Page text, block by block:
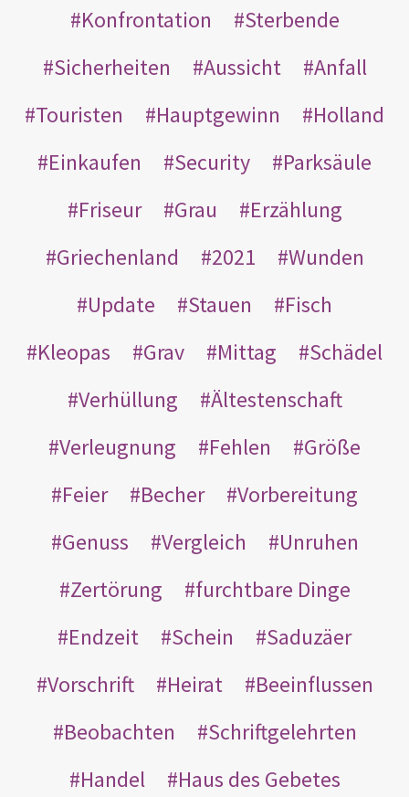
Konfrontation
Sterbende
Sicherheiten
Aussicht
Anfall
Touristen
Hauptgewinn
Holland
Einkaufen
Security
Parksäule
Friseur
Grau
Erzählung
Griechenland
2021
Wunden
Update
Stauen
Fisch
Kleopas
Grav Mittag
Schädel
Verhüllung
Ältestenschaft
Verleugnung
Fehlen
Größe
Feier
Becher
Vorbereitung
Genuss
Vergleich
Unruhen
Zertörung
furchtbare Dinge
Endzeit
Schein
Saduzäer
Vorschrift
Heirat
Beeinflussen
Beobachten
Schriftgelehrten
Handel
Haus des Gebetes